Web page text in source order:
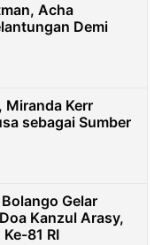
Acha
Demi
Miranda Kerr
sebagai Sumber
Gelar
Kanzul Arasy,
81 RI